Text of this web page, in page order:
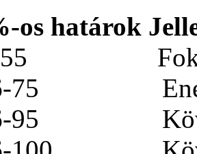
os határok
75
95